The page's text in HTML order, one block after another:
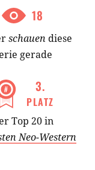
18
schauen diese
gerade
3.
PLATZ
Top 20 in
Neo-Western